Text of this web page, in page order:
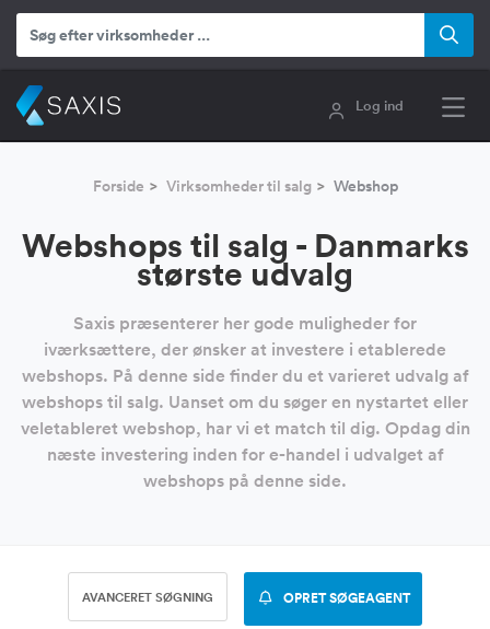
Log ind
Forside Virksomheder til salg Webshop
Webshops til salg - Danmarks
største udvalg
Saxis præsenterer her gode muligheder for
iværksættere, der ønsker at investere i etablerede
webshops. På denne side finder du et varieret udvalg af
webshops til salg. Uanset om du søger en nystartet eller
veletableret webshop, har vi et match til dig. Opdag din
næste investering inden for e-handel i udvalget af
webshops på denne side.
AVANCERET SØGNING OPRET SØGEAGENT